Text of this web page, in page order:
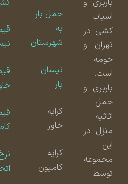
اسباب
کشی در
تهران و
حومه
است.
باربری و
حمل
اثاثیه
منزل در
مجموعه
توسط
حمل بار
شهرستان
نیسان
کامیون
قیمت
نیسان
قیمت
قیمت
کامیون
اتحادیه